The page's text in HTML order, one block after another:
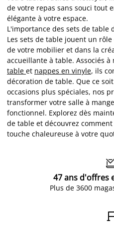
de votre repas sans souci tout
élégante à votre espace.
L'importance des sets de table
Les sets de table jouent un
de votre mobilier et dans la
accueillante à table. Associés à
table et nappes en vinyle, ils
décoration de table. Que ce
occasions plus spéciales, nos
transformer votre salle à
fonctionnel. Explorez dès
de table et découvrez
touche chaleureuse à votre
47 ans d'offres
Plus de 3600